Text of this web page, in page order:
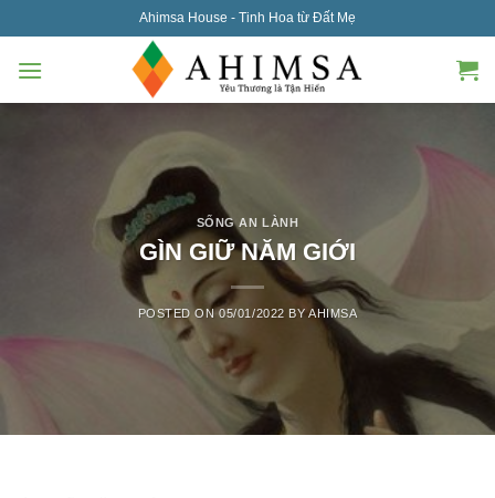
to
content
Ahimsa House - Tinh Hoa từ Đất Mẹ
SỐNG AN LÀNH
GÌN GIỮ NĂM GIỚI
POSTED ON05/01/2022 BYAHIMSA